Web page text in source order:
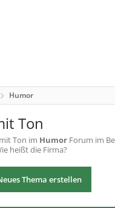
Humor
Ton
Ton im Humor Forum im
heißt die Firma?
Thema erstellen